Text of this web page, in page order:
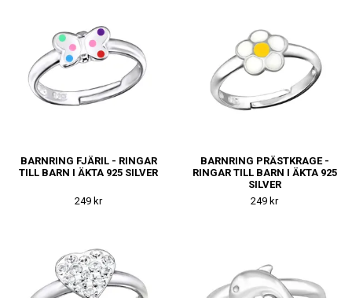
BARNRING FJÄRIL - RINGAR
TILL BARN I ÄKTA 925 SILVER
249 kr
BARNRING PRÄSTKRAGE -
RINGAR TILL BARN I ÄKTA 925
SILVER
249 kr